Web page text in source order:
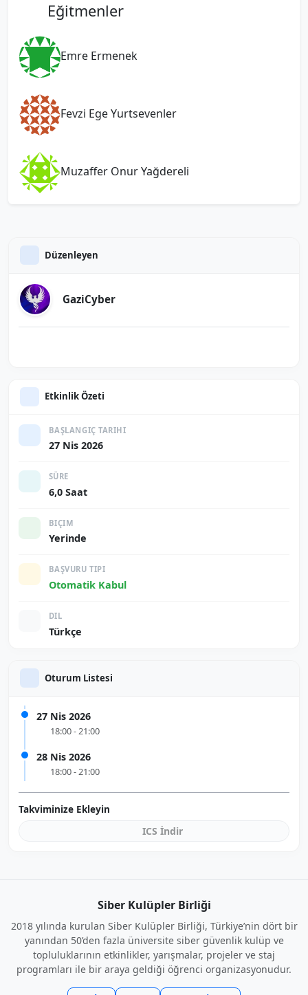
Eğitmenler
Emre Ermenek
Fevzi Ege Yurtsevenler
Muzaffer Onur Yağdereli
Düzenleyen
GaziCyber
Etkinlik Özeti
BAŞLANGIÇ TARIHI
27 Nis 2026
SÜRE
6,0 Saat
BIÇIM
Yerinde
BAŞVURU TIPI
Otomatik Kabul
DIL
Türkçe
Oturum Listesi
27 Nis 2026
18:00 - 21:00
28 Nis 2026
18:00 - 21:00
Takviminize Ekleyin
ICS İndir
Siber Kulüpler Birliği
2018 yılında kurulan Siber Kulüpler Birliği, Türkiye’nin dört bir
yanından 50’den fazla üniversite siber güvenlik kulüp ve
topluluklarının etkinlikler, yarışmalar, projeler ve staj
programları ile bir araya geldiği öğrenci organizasyonudur.